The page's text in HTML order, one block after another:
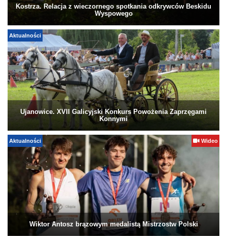
Kostrza. Relacja z wieczornego spotkania odkrywców Beskidu
Wyspowego
Aktualności
Ujanowice. XVII Galicyjski Konkurs Powożenia Zaprzęgami
Konnymi
Aktualności Wideo
Wiktor Antosz brązowym medalistą Mistrzostw Polski